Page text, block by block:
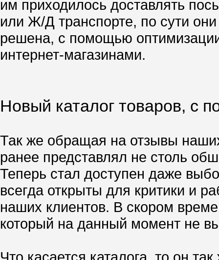
им приходилось доставлять
или Ж/Д транспорте, по сути
решена, с помощью
интернет-магазинами.
Новый каталог товаров, с
Так же обращая на отзывы
ранее представлял не столь
Теперь стал доступен даже
всегда открыты для критики и
наших клиентов. В скором
который на данный момент не